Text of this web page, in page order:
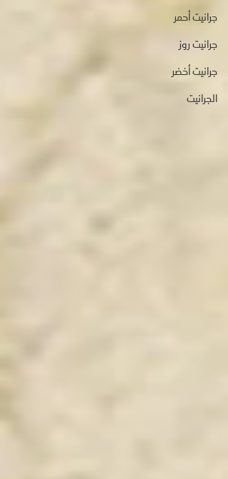
جرانيت أحمر
جرانيت روز
جرانيت أخضر
الجرانيت